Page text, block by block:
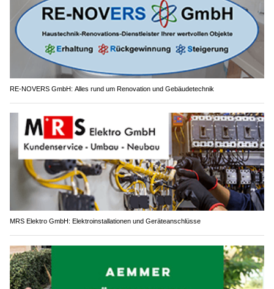
RE-NOVERS GmbH: Alles rund um Renovation und Gebäudetechnik
MRS Elektro GmbH: Elektroinstallationen und Geräteanschlüsse